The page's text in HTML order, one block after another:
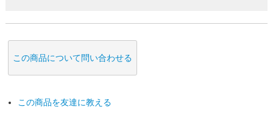
この商品について問い合わせる
この商品を友達に教える